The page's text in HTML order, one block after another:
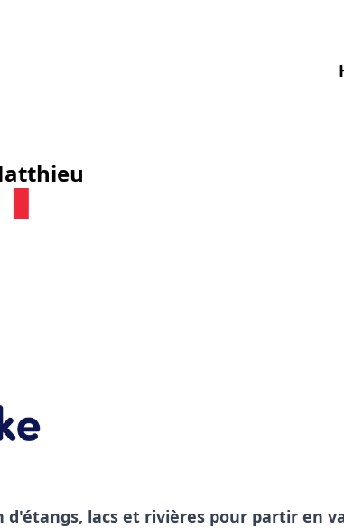
lacs et rivières pour partir en